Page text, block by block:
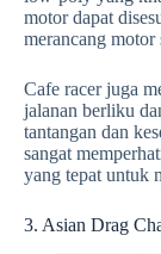
motor dapat
merancang motor
Cafe racer juga
jalanan berliku
tantangan dan
sangat
yang tepat untuk
3. Asian Drag